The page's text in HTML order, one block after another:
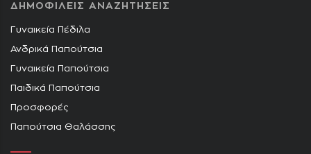
ΔΗΜΟΦΙΛΕΙΣ ΑΝΑΖΗΤΗΣΕΙΣ
Γυναικεία Πέδιλα
Ανδρικά Παπούτσια
Γυναικεία Παπούτσια
Παιδικά Παπούτσια
Προσφορές
Παπούτσια Θαλάσσης